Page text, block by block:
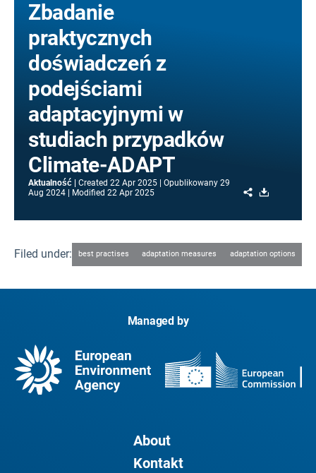
Zbadanie
praktycznych
doświadczeń z
podejściami
adaptacyjnymi w
studiach przypadków
Climate-ADAPT
Aktualność Created 22 Apr 2025 Opublikowany 29
Aug 2024
Modified 22 Apr 2025 Share
Filed under: best practises adaptation measures adaptation options
Managed by
About
Kontakt